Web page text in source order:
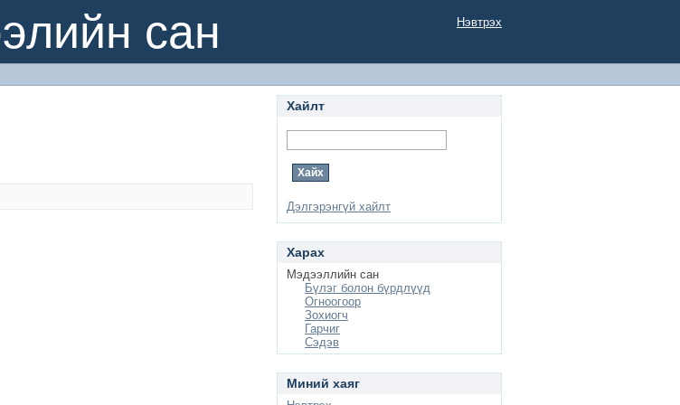
сан Нэвтрэх
Хайлт
Дэлгэрэнгүй хайлт
Харах
Мэдээллийн сан
Бүлэг болон бүрдлүүд
Огноогоор
Зохиогч
Гарчиг
Сэдэв
Миний хаяг